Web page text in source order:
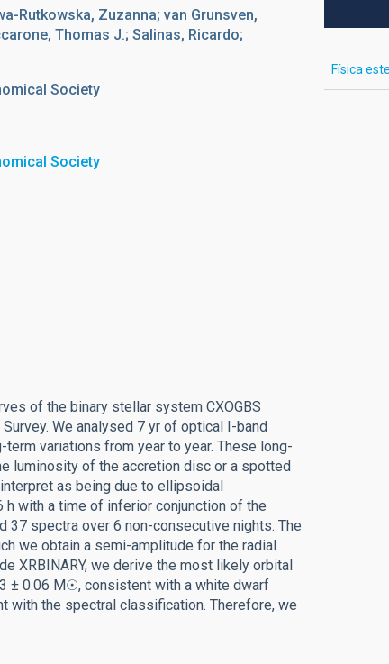
Rutkowska, Zuzanna; van Grunsven,
Thomas J.; Salinas, Ricardo;
Society
Society
of the binary stellar system CXOGBS
We analysed 7 yr of optical I-band
variations from year to year. These long-
luminosity of the accretion disc or a spotted
as being due to ellipsoidal
with a time of inferior conjunction of the
37 spectra over 6 non-consecutive nights. The
we obtain a semi-amplitude for the radial
XRBINARY, we derive the most likely orbital
± 0.06 M☉, consistent with a white dwarf
with the spectral classification. Therefore, we
Física